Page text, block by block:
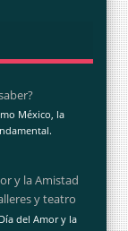
México, la
y la Amistad
y teatro
del Amor y la